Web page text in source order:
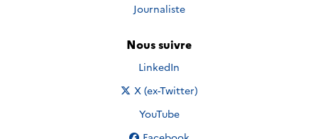
Journaliste
Nous suivre
Nous suivre sur
LinkedIn
Nous suivre sur
X (ex-Twitter)
Nous suivre sur
YouTube